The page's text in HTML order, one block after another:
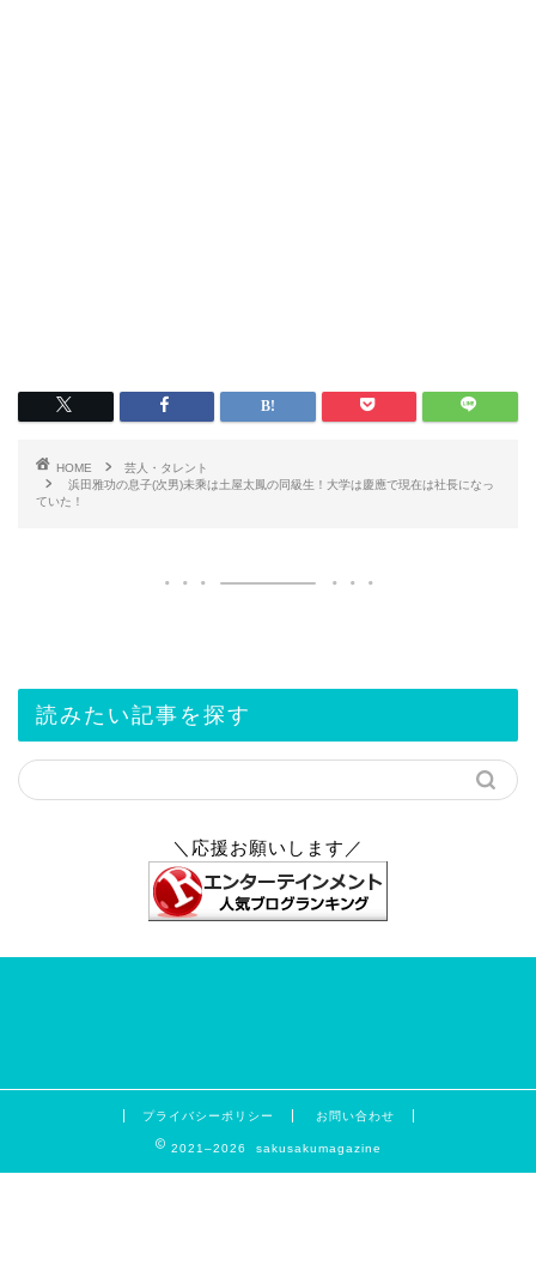
HOME
芸人・タレント
浜田雅功の息子(次男)未乘は土屋太鳳の同級生！大学は慶應で現在は社長になっ
ていた！
読みたい記事を探す
＼応援お願いします／
プライバシーポリシー お問い合わせ
2021–2026 sakusakumagazine